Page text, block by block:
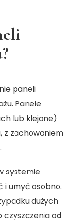
paneli
Panele
lub klejone)
z zachowaniem
systemie
i umyć osobno.
dużych
czyszczenia od